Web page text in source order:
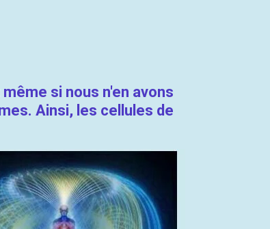
si nous n'en avons
Ainsi, les cellules de